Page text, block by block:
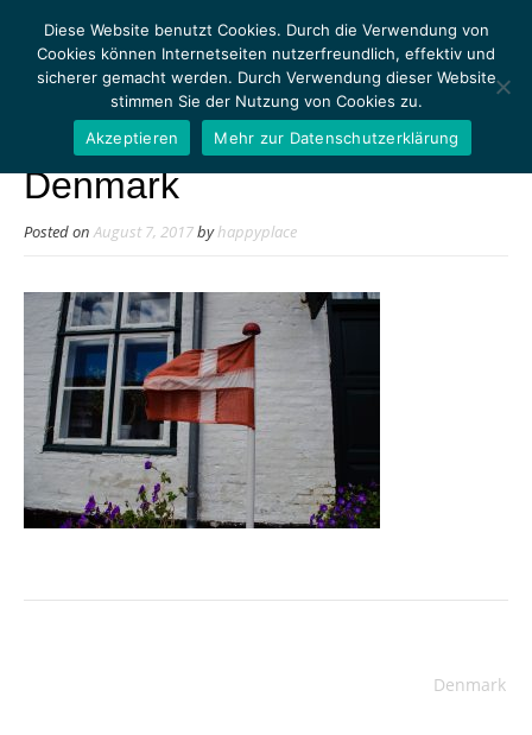
MENU
Denmark
Posted onAugust 7, 2017byhappyplace
Denmark
Diese Website benutzt Cookies. Durch die Verwendung von
Cookies können Internetseiten nutzerfreundlich, effektiv und
sicherer gemacht werden. Durch Verwendung dieser Website
stimmen Sie der Nutzung von Cookies zu.
Akzeptieren
Mehr zur Datenschutzerklärung